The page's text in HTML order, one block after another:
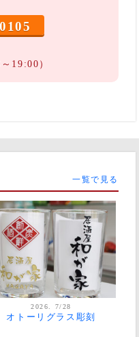
19:00）
一覧で見る
2026. 7/28
オトーリグラス彫刻